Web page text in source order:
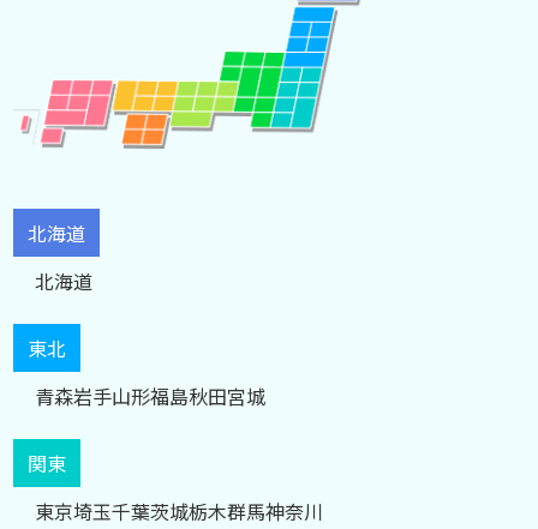
北海道
北海道
東北
青森岩手山形福島秋田宮城
関東
東京埼玉千葉茨城栃木群馬神奈川